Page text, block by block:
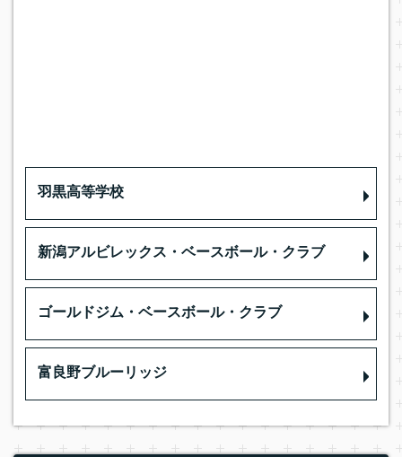
羽黒高等学校
新潟アルビレックス・ベースボール・クラブ
ゴールドジム・ベースボール・クラブ
富良野ブルーリッジ